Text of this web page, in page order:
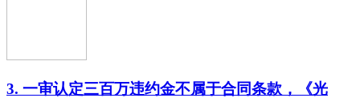
3. 一审认定三百万违约金不属于合同条款，《光